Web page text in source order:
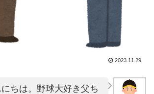
2023.11.29
ちは。野球大好き父ち